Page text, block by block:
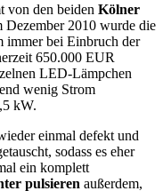
von den beiden Kölner
Dezember 2010 wurde die
immer bei Einbruch der
650.000 EUR
LED-Lämpchen
wenig Strom
kW.
einmal defekt und
sodass es eher
ein komplett
pulsieren außerdem,